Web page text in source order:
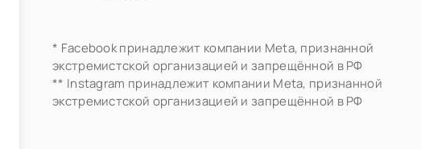
* Facebook принадлежит компании Meta, признанной
экстремистской организацией и запрещённой в РФ
** Instagram принадлежит компании Meta, признанной
экстремистской организацией и запрещённой в РФ